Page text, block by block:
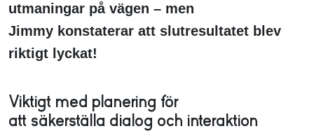
utmaningar på vägen – men
Jimmy konstaterar att slutresultatet blev
riktigt lyckat!
Viktigt med planering för
att säkerställa dialog och interaktion